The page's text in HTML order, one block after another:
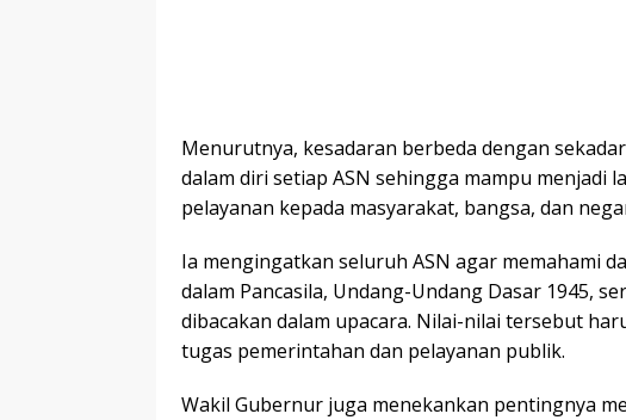
Menurutnya, kesadaran berbeda dengan
dalam diri setiap ASN sehingga mampu menjadi
pelayanan kepada masyarakat, bangsa, dan
Ia mengingatkan seluruh ASN agar memahami
dalam Pancasila, Undang-Undang Dasar 1945,
dibacakan dalam upacara. Nilai-nilai tersebut
tugas pemerintahan dan pelayanan publik.
Wakil Gubernur juga menekankan pentingnya